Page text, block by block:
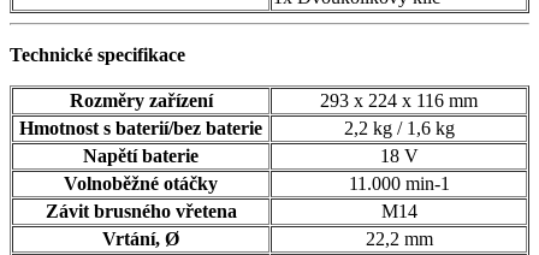
Technické specifikace
Rozměry zařízení
293 x 224 x 116 mm
Hmotnost s baterií/bez baterie
2,2 kg / 1,6 kg
Napětí baterie
18 V
Volnoběžné otáčky
11.000 min-1
Závit brusného vřetena
M14
Vrtání, Ø
22,2 mm